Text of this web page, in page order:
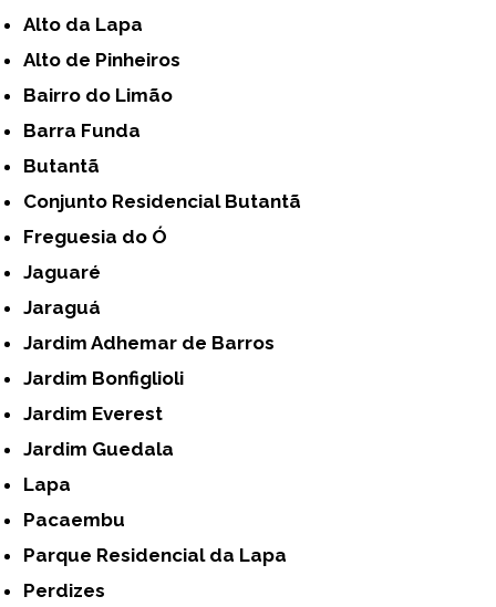
Alto da Lapa
Alto de Pinheiros
Bairro do Limão
Barra Funda
Butantã
Conjunto Residencial Butantã
Freguesia do Ó
Jaguaré
Jaraguá
Jardim Adhemar de Barros
Jardim Bonfiglioli
Jardim Everest
Jardim Guedala
Lapa
Pacaembu
Parque Residencial da Lapa
Perdizes